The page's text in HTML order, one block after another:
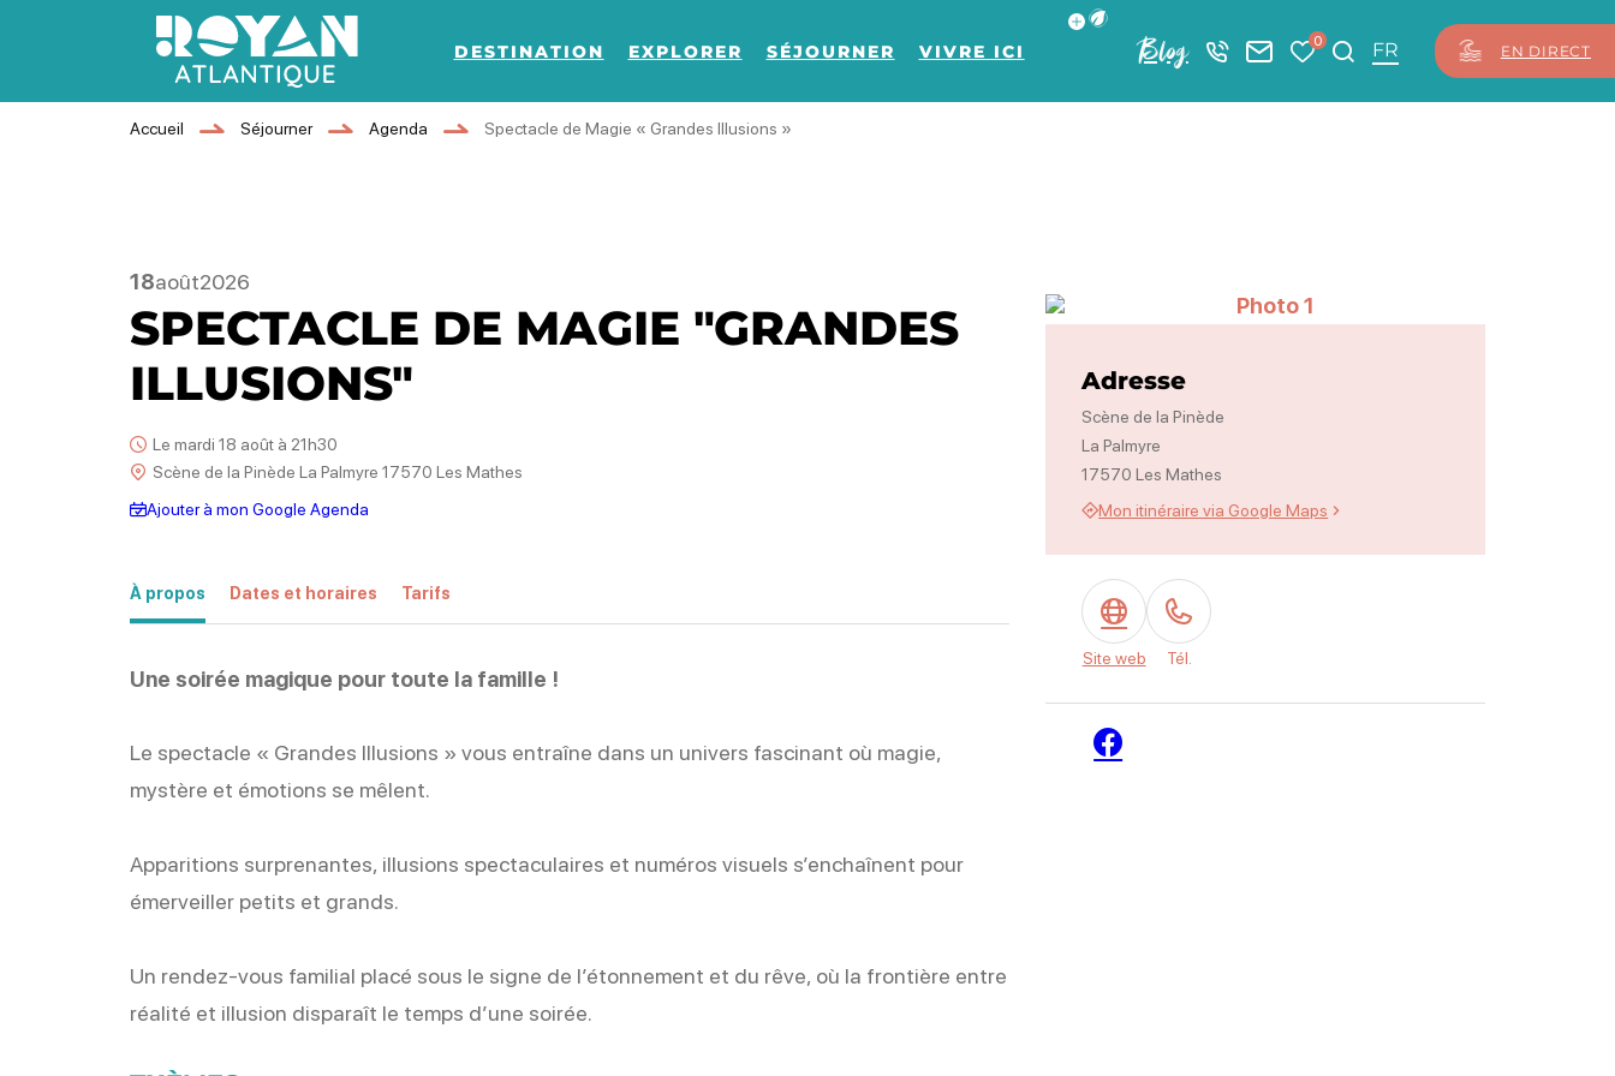
Afficher la barre de navigation du mode éco
Royan Atlantique
DESTINATION EXPLORER SÉJOURNER VIVRE ICI Blog +33 5 46 08 21 00
Nous contacter
Mes favoris
0 Je recherche
FR EN DIRECT
Accueil Séjourner Agenda Spectacle de Magie « Grandes Illusions »
18août2026
SPECTACLE DE MAGIE "GRANDES
ILLUSIONS"
Le mardi 18 août à 21h30
Scène de la Pinède La Palmyre 17570 Les Mathes
Ajouter à mon Google Agenda
À propos Dates et horaires Tarifs
Une soirée magique pour toute la famille !
Le spectacle « Grandes Illusions » vous entraîne dans un univers fascinant où magie,
mystère et émotions se mêlent.
Apparitions surprenantes, illusions spectaculaires et numéros visuels s’enchaînent pour
émerveiller petits et grands.
Un rendez-vous familial placé sous le signe de l’étonnement et du rêve, où la frontière entre
réalité et illusion disparaît le temps d’une soirée.
Photo 1
Adresse
Scène de la Pinède
La Palmyre
17570 Les Mathes
Mon itinéraire via Google Maps
Site web Tél.
Facebook